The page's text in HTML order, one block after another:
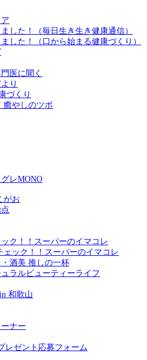
した！（毎日生き生き健康通信）
した！（口から始まる健康づくり）
医に聞く
り
づくり
癒やしのツボ
レMONO
がお
ク！！スーパーのイマコレ
ェック！！スーパーのイマコレ
酒美 推しの一杯
ラルビューティーライフ
和歌山
ナー
レゼント応募フォーム